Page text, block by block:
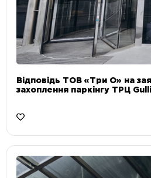
Відповідь ТОВ «Три О» на
захоплення паркінгу ТРЦ